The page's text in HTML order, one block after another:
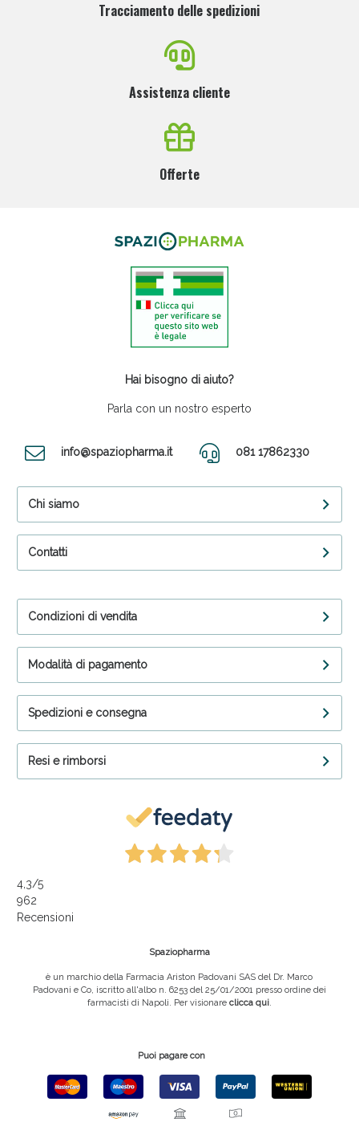
Tracciamento delle spedizioni
Assistenza cliente
Offerte
Hai bisogno di aiuto?
Parla con un nostro esperto
info@spaziopharma.it 081 17862330
Chi siamo
Contatti
Condizioni di vendita
Modalità di pagamento
Spedizioni e consegna
Resi e rimborsi
4,3/5
962
Recensioni
Spaziopharma
è un marchio della Farmacia Ariston Padovani SAS del Dr. Marco
Padovani e Co, iscritto all'albo n. 6253 del 25/01/2001 presso ordine dei
farmacisti di Napoli. Per visionare clicca qui.
Puoi pagare con